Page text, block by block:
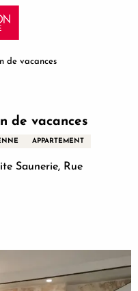
de vacances
de vacances
APPARTEMENT
Saunerie, Rue